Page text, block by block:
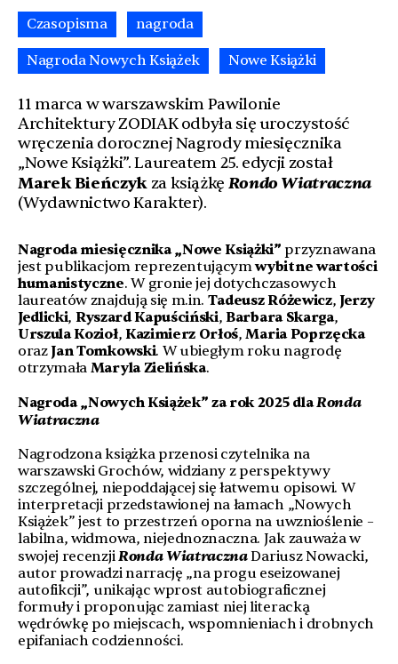
Czasopisma nagroda
Nagroda Nowych Książek Nowe Książki
11 marca w warszawskim Pawilonie
Architektury ZODIAK odbyła się uroczystość
wręczenia dorocznej Nagrody miesięcznika
„Nowe Książki”. Laureatem 25. edycji został
Marek Bieńczykza książkę Rondo Wiatraczna
(Wydawnictwo Karakter).
Nagroda miesięcznika „Nowe Książki” przyznawana
jest publikacjom reprezentującymwybitne wartości
humanistyczne. W gronie jej dotychczasowych
laureatów znajdują się m.in. Tadeusz Różewicz, Jerzy
Jedlicki, Ryszard Kapuściński,Barbara Skarga,
Urszula Kozioł, Kazimierz Orłoś,Maria Poprzęcka
orazJan Tomkowski. W ubiegłym roku nagrodę
otrzymała Maryla Zielińska.
Nagroda „Nowych Książek” za rok 2025 dlaRonda
Wiatraczna
Nagrodzona książka przenosi czytelnika na
warszawski Grochów, widziany z perspektywy
szczególnej, niepoddającej się łatwemu opisowi. W
interpretacji przedstawionej na łamach „Nowych
Książek” jest to przestrzeń oporna na uwznioślenie –
labilna, widmowa, niejednoznaczna. Jak zauważa w
swojej recenzjiRonda WiatracznaDariusz Nowacki,
autor prowadzi narrację „na progu eseizowanej
autofikcji”, unikając wprost autobiograficznej
formuły i proponując zamiast niej literacką
wędrówkę po miejscach, wspomnieniach i drobnych
epifaniach codzienności.